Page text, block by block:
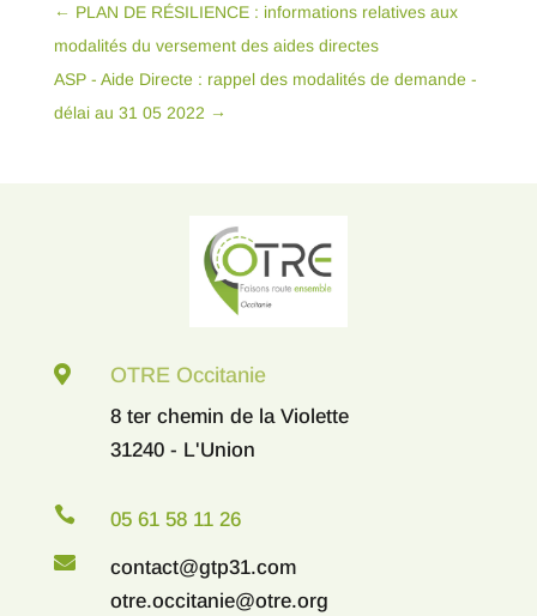
← PLAN DE RÉSILIENCE : informations relatives aux
modalités du versement des aides directes
ASP - Aide Directe : rappel des modalités de demande -
délai au 31 05 2022 →
 OTRE Occitanie
8 ter chemin de la Violette
31240 - L'Union
 05 61 58 11 26

contact@gtp31.com
otre.occitanie@otre.org